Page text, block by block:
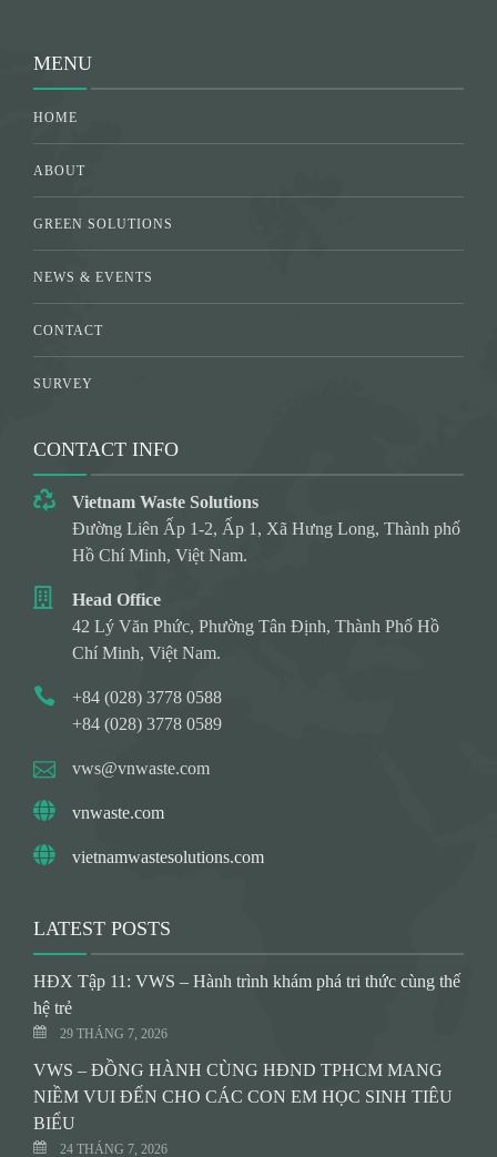
MENU
HOME
ABOUT
GREEN SOLUTIONS
NEWS & EVENTS
CONTACT
SURVEY
CONTACT INFO
Vietnam Waste Solutions
Đường Liên Ấp 1-2, Ấp 1, Xã Hưng Long, Thành phố
Hồ Chí Minh, Việt Nam.
Head Office
42 Lý Văn Phức, Phường Tân Định, Thành Phố Hồ
Chí Minh, Việt Nam.
+84 (028) 3778 0588
+84 (028) 3778 0589
vws@vnwaste.com
vnwaste.com
vietnamwastesolutions.com
LATEST POSTS
HĐX Tập 11: VWS – Hành trình khám phá tri thức cùng thế
hệ trẻ
29 THÁNG 7, 2026
VWS – ĐỒNG HÀNH CÙNG HĐND TPHCM MANG
NIỀM VUI ĐẾN CHO CÁC CON EM HỌC SINH TIÊU
BIỂU
24 THÁNG 7, 2026